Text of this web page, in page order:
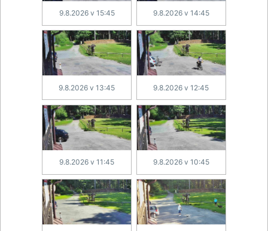
9.8.2026 v 15:45 9.8.2026 v 14:45
9.8.2026 v 13:45 9.8.2026 v 12:45
9.8.2026 v 11:45 9.8.2026 v 10:45